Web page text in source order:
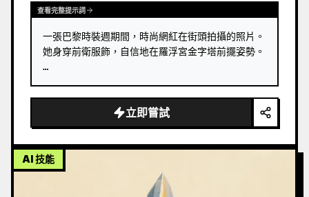
查看完整提示詞
一張巴黎時裝週期間，時尚網紅在街頭拍攝的照片。
她身穿前衛服飾，自信地在羅浮宮金字塔前擺姿勢。
…
立即嘗試
AI 技能